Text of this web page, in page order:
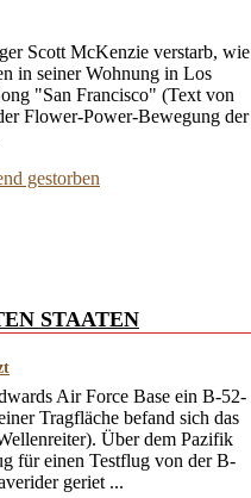
Scott McKenzie verstarb, wie
in seiner Wohnung in Los
"San Francisco" (Text von
Flower-Power-Bewegung der
gestorben
STAATEN
Air Force Base ein B-52-
Tragfläche befand sich das
Über dem Pazifik
für einen Testflug von der B-
geriet ...